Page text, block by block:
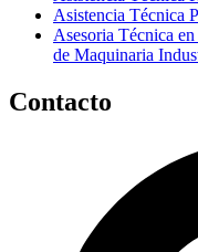
Asistencia Técnica
Asesoria Técnica
de Maquinaria
Contacto